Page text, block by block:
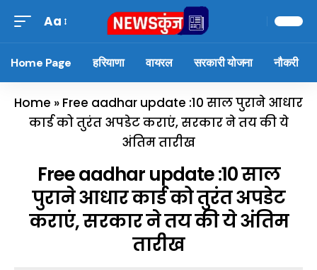
Aa
Home Page हरियाणा वायरल सरकारी योजना नौकरी
Home » Free aadhar update :10 साल पुराने आधार
कार्ड को तुरंत अपडेट कराएं, सरकार ने तय की ये
अंतिम तारीख
Free aadhar update :10 साल
पुराने आधार कार्ड को तुरंत अपडेट
कराएं, सरकार ने तय की ये अंतिम
तारीख